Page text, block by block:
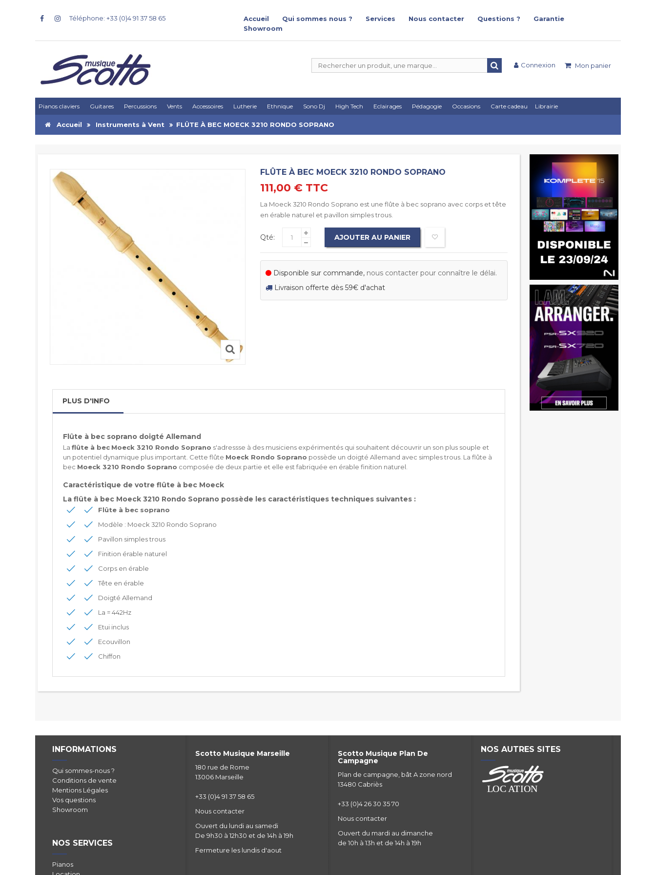
Téléphone: +33 (0)4 91 37 58 65 Accueil Qui sommes nous ? Services Nous contacter Questions ?
Garantie
Showroom
Mon panier
Connexion
Pianos claviers Guitares Percussions Vents Accessoires Lutherie Ethnique Sono Dj High Tech Eclairages Pédagogie Occasions Carte cadeau Librairie
Accueil Instruments à Vent FLÛTE À BEC MOECK 3210 RONDO SOPRANO
FLÛTE À BEC MOECK 3210 RONDO SOPRANO
111,00 € TTC
La Moeck 3210 Rondo Soprano est une flûte à bec soprano avec corps et tête
en érable naturel et pavillon simples trous.
Qté: AJOUTER AU PANIER
Disponible sur commande, nous contacter pour connaître le délai.
Livraison offerte dès 59€ d'achat
PLUS D'INFO
Flûte à bec soprano doigté Allemand
La flûte à bec Moeck 3210 Rondo Soprano s'adressse à des musiciens expérimentés qui souhaitent découvrir un son plus souple et
un potentiel dynamique plus important. Cette flûte Moeck Rondo Soprano possède un doigté Allemand avec simples trous. La flûte à
bec Moeck 3210 Rondo Soprano composée de deux partie et elle est fabriquée en érable finition naturel.
Caractéristique de votre flûte à bec Moeck
La flûte à bec Moeck 3210 Rondo Soprano possède les caractéristiques techniques suivantes :
Flûte à bec soprano
Modèle : Moeck 3210 Rondo Soprano
Pavillon simples trous
Finition érable naturel
Corps en érable
Tête en érable
Doigté Allemand
La = 442Hz
Etui inclus
Ecouvillon
Chiffon
INFORMATIONS
Qui sommes-nous ?
Conditions de vente
Mentions Légales
Vos questions
Showroom
NOS SERVICES
Pianos
Scotto Musique Marseille
180 rue de Rome
13006 Marseille
+33 (0)4 91 37 58 65
Nous contacter
Ouvert du lundi au samedi
De 9h30 à 12h30 et de 14h à 19h
Fermeture les lundis d'aout
Scotto Musique Plan De
Campagne
Plan de campagne, bât A zone nord
13480 Cabriès
+33 (0)4 26 30 35 70
Nous contacter
Ouvert du mardi au dimanche
de 10h à 13h et de 14h à 19h
NOS AUTRES SITES